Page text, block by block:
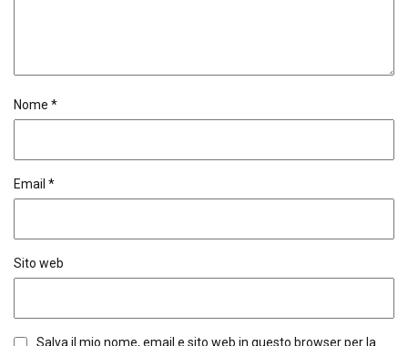
Nome *
Email *
Sito web
Salva il mio nome, email e sito web in questo browser per la